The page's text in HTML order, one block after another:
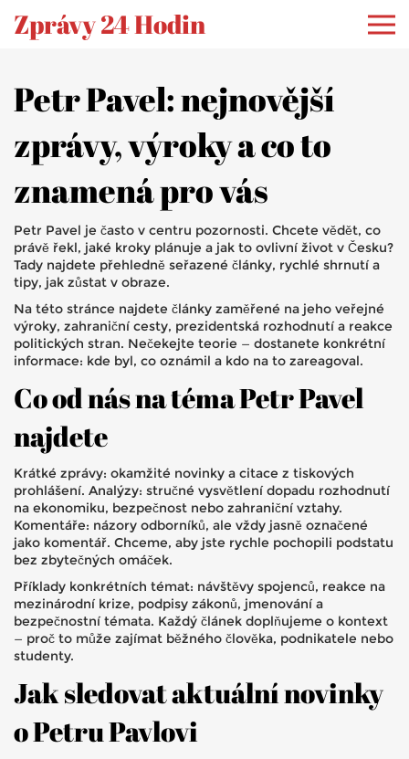
Zprávy 24 Hodin
Petr Pavel: nejnovější
zprávy, výroky a co to
znamená pro vás
Petr Pavel je často v centru pozornosti. Chcete vědět, co
právě řekl, jaké kroky plánuje a jak to ovlivní život v Česku?
Tady najdete přehledně seřazené články, rychlé shrnutí a
tipy, jak zůstat v obraze.
Na této stránce najdete články zaměřené na jeho veřejné
výroky, zahraniční cesty, prezidentská rozhodnutí a reakce
politických stran. Nečekejte teorie — dostanete konkrétní
informace: kde byl, co oznámil a kdo na to zareagoval.
Co od nás na téma Petr Pavel
najdete
Krátké zprávy: okamžité novinky a citace z tiskových
prohlášení. Analýzy: stručné vysvětlení dopadu rozhodnutí
na ekonomiku, bezpečnost nebo zahraniční vztahy.
Komentáře: názory odborníků, ale vždy jasně označené
jako komentář. Chceme, aby jste rychle pochopili podstatu
bez zbytečných omáček.
Příklady konkrétních témat: návštěvy spojenců, reakce na
mezinárodní krize, podpisy zákonů, jmenování a
bezpečnostní témata. Každý článek doplňujeme o kontext
— proč to může zajímat běžného člověka, podnikatele nebo
studenty.
Jak sledovat aktuální novinky
o Petru Pavlovi